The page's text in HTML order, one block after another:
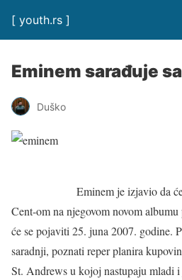
[ youth.rs ]
Eminem sarađuje
Duško
Eminem je izjavio da
Cent-om na njegovom novom
će se pojaviti 25. juna 2007. godine.
saradnji, poznati reper planira
St. Andrews u kojoj nastupaju mladi